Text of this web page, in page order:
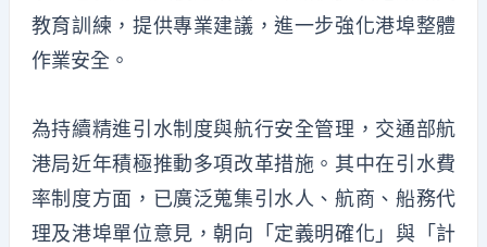
教育訓練，提供專業建議，進一步強化港埠整體
作業安全。
為持續精進引水制度與航行安全管理，交通部航
港局近年積極推動多項改革措施。其中在引水費
率制度方面，已廣泛蒐集引水人、航商、船務代
理及港埠單位意見，朝向「定義明確化」與「計